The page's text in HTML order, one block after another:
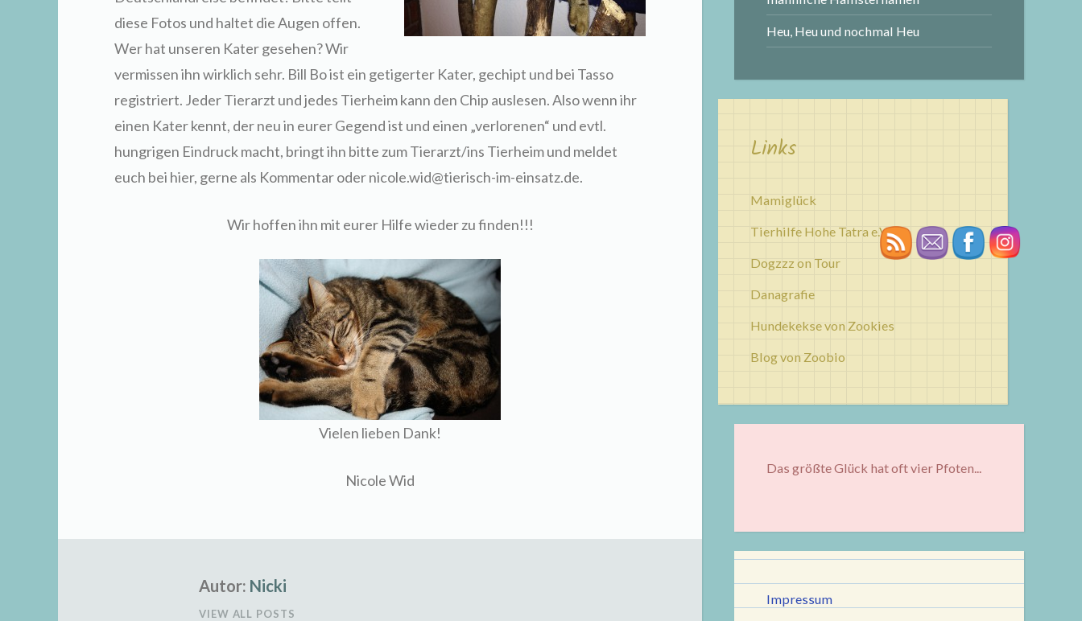
diese Fotos und haltet die Augen offen.
Wer hat unseren Kater gesehen? Wir
vermissen ihn wirklich sehr. Bill Bo ist ein getigerter Kater, gechipt und bei Tasso
registriert. Jeder Tierarzt und jedes Tierheim kann den Chip auslesen. Also wenn ihr
einen Kater kennt, der neu in eurer Gegend ist und einen „verlorenen“ und evtl.
hungrigen Eindruck macht, bringt ihn bitte zum Tierarzt/ins Tierheim und meldet
euch bei hier, gerne als Kommentar oder nicole.wid@tierisch-im-einsatz.de.
Wir hoffen ihn mit eurer Hilfe wieder zu finden!!!
Vielen lieben Dank!
Nicole Wid
Autor: Nicki
VIEW ALL POSTS
Heu, Heu und nochmal Heu
Links
Mamiglück
Tierhilfe Hohe Tatra e.V.
Dogzzz on Tour
Danagrafie
Hundekekse von Zookies
Blog von Zoobio
Das größte Glück hat oft vier Pfoten...
Impressum